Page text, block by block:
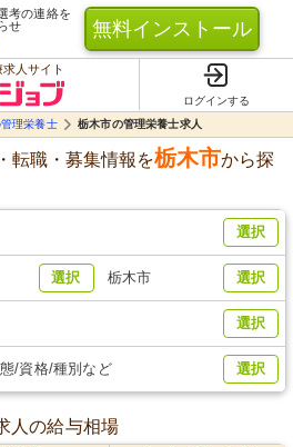
考の連絡を
せ
無料インストール
人サイト
ログインする
理栄養士 栃木市の管理栄養士求人
転職・募集情報を栃木市から探
選択
選択 栃木市 選択
選択
/資格/種別など 選択
人の給与相場